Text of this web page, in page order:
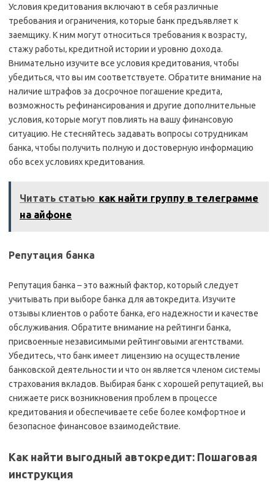
Условия кредитования включают в себя различные
требования и ограничения‚ которые банк предъявляет к
заемщику. К ним могут относиться требования к возрасту‚
стажу работы‚ кредитной истории и уровню дохода.
Внимательно изучите все условия кредитования‚ чтобы
убедиться‚ что вы им соответствуете. Обратите внимание на
наличие штрафов за досрочное погашение кредита‚
возможность рефинансирования и другие дополнительные
условия‚ которые могут повлиять на вашу финансовую
ситуацию. Не стесняйтесь задавать вопросы сотрудникам
банка‚ чтобы получить полную и достоверную информацию
обо всех условиях кредитования.
Читать статью как найти группу в телеграмме
на айфоне
Репутация банка
Репутация банка – это важный фактор‚ который следует
учитывать при выборе банка для автокредита. Изучите
отзывы клиентов о работе банка‚ его надежности и качестве
обслуживания. Обратите внимание на рейтинги банка‚
присвоенные независимыми рейтинговыми агентствами.
Убедитесь‚ что банк имеет лицензию на осуществление
банковской деятельности и что он является членом системы
страхования вкладов. Выбирая банк с хорошей репутацией‚ вы
снижаете риск возникновения проблем в процессе
кредитования и обеспечиваете себе более комфортное и
безопасное финансовое взаимодействие.
Как найти выгодный автокредит: Пошаговая
инструкция